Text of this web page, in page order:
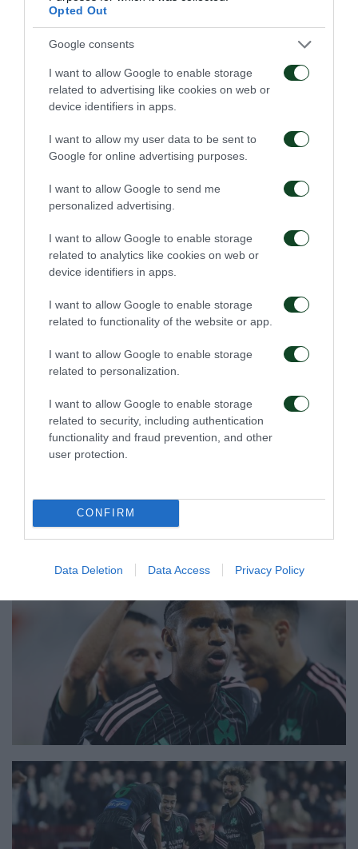
Opted Out
Google consents
I want to allow Google to enable storage
related to advertising like cookies on web or
device identifiers in apps.
I want to allow my user data to be sent to
Google for online advertising purposes.
I want to allow Google to send me
personalized advertising.
I want to allow Google to enable storage
related to analytics like cookies on web or
device identifiers in apps.
I want to allow Google to enable storage
related to functionality of the website or app.
I want to allow Google to enable storage
related to personalization.
I want to allow Google to enable storage
related to security, including authentication
functionality and fraud prevention, and other
user protection.
CONFIRM
Data Deletion Data Access Privacy Policy